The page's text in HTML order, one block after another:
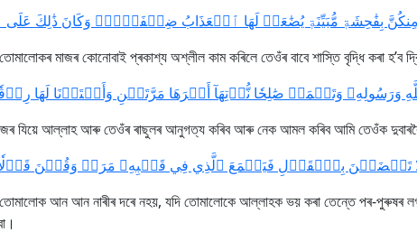
بِفَٰحِشَةٖ مُّبَيِّنَةٖ يُضَٰعَفۡ لَهَا ٱلۡعَذَابُ ضِعۡفَيۡنِۚ وَكَانَ ذَٰلِكَ عَلَى ٱللَّهِ
মাজৰ কোনোবাই প্ৰকাশ্য অশ্লীল কাম কৰিলে তেওঁৰ বাবে শাস্তি বৃদ্ধি কৰা
وَرَسُولِهِۦ وَتَعۡمَلۡ صَٰلِحٗا نُّؤۡتِهَآ أَجۡرَهَا مَرَّتَيۡنِ وَأَعۡتَدۡنَا لَهَا رِزۡقٗا
যিয়ে আল্লাহ আৰু তেওঁৰ ৰাছুলৰ আনুগত্য কৰিব আৰু নেক আমল কৰিব আমি তেওঁক দুবাৰকৈ
تَخۡضَعۡنَ بِٱلۡقَوۡلِ فَيَطۡمَعَ ٱلَّذِي فِي قَلۡبِهِۦ مَرَضٞ وَقُلۡنَ قَوۡلٗا
আন আন নাৰীৰ দৰে নহয়, যদি তোমালোকে আল্লাহক ভয় কৰা তেন্তে পৰ-